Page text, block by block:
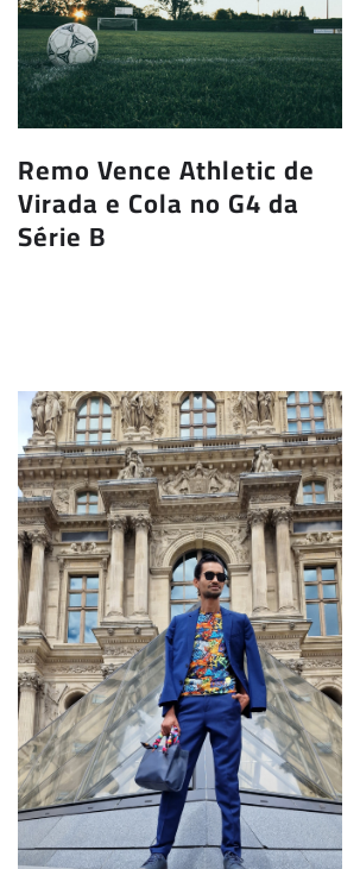
Remo Vence Athletic de
Virada e Cola no G4 da
Série B